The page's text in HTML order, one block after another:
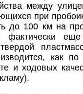
между
при
до 100 км на
фактически
как
и ходовых